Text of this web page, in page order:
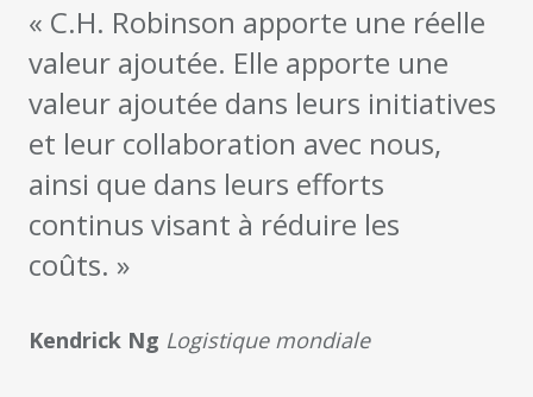
« C.H. Robinson apporte une réelle
valeur ajoutée. Elle apporte une
valeur ajoutée dans leurs initiatives
et leur collaboration avec nous,
ainsi que dans leurs efforts
continus visant à réduire les
coûts. »
Kendrick Ng Logistique mondiale